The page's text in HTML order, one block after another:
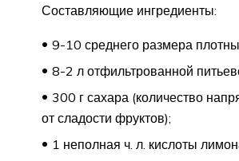
Составляющие ингредиенты:
9-10 среднего размера
8-2 л отфильтрованной
300 г сахара (количество
от сладости фруктов);
1 неполная ч. л. кислоты